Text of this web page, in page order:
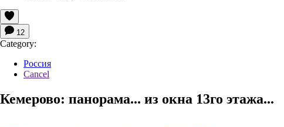
12
Category:
Россия
Cancel
Кемерово: панорама... из окна 13го этажа...